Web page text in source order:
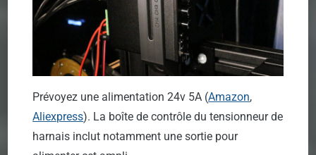
Prévoyez une alimentation 24v 5A (Amazon,
Aliexpress). La boîte de contrôle du tensionneur de
harnais inclut notamment une sortie pour